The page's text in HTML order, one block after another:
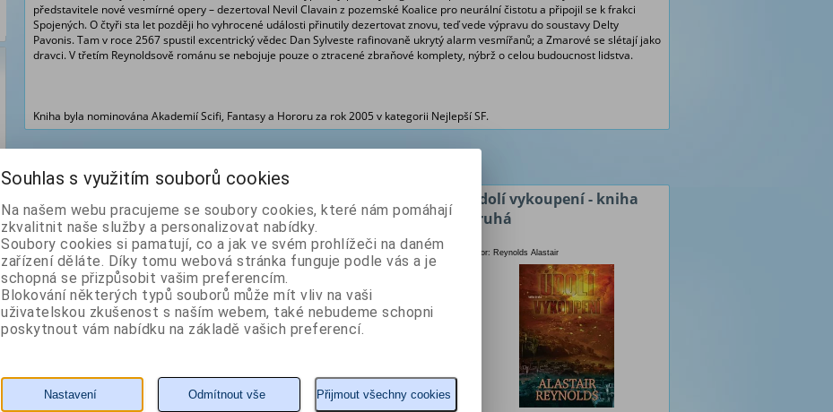
představitele nové vesmírné opery – dezertoval Nevil Clavain z pozemské Koalice pro neurální čistotu a připojil se k frakci
Spojených. O čtyři sta let později ho vyhrocené události přinutily dezertovat znovu, teď vede výpravu do soustavy Delty
Pavonis. Tam v roce 2567 spustil excentrický vědec Dan Sylveste rafinovaně ukrytý alarm vesmířanů; a Zmarové se slétají jako
dravci. V třetím Reynoldsově románu se nebojuje pouze o ztracené zbraňové komplety, nýbrž o celou budoucnost lidstva.
Kniha byla nominována Akademií Scifi, Fantasy a Hororu za rok 2005 v kategorii Nejlepší SF.
Autor: Reynolds Alastair
první
Autor: Reynolds Alastair
Údolí vykoupení - kniha
druhá
Autor: Reynolds Alastair
Souhlas s využitím souborů cookies
Na našem webu pracujeme se soubory cookies, které nám pomáhají
zkvalitnit naše služby a personalizovat nabídky.
Soubory cookies si pamatují, co a jak ve svém prohlížeči na daném
zařízení děláte. Díky tomu webová stránka funguje podle vás a je
schopná se přizpůsobit vašim preferencím.
Blokování některých typů souborů může mít vliv na vaši
uživatelskou zkušenost s naším webem, také nebudeme schopni
poskytnout vám nabídku na základě vašich preferencí.
Nastavení Odmítnout vše Přijmout všechny cookies